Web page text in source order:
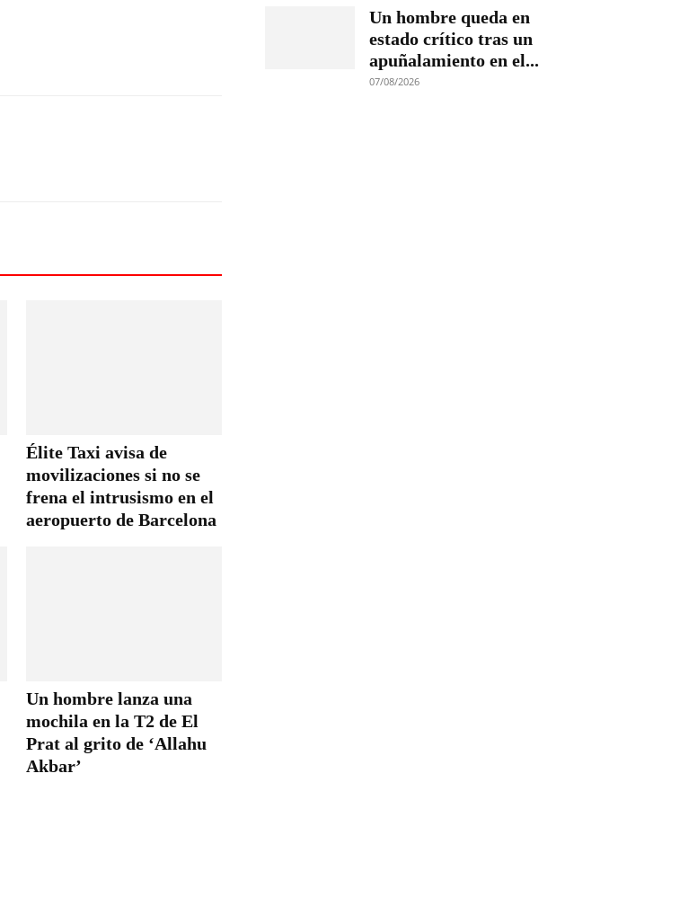
Élite Taxi avisa de
movilizaciones si no se
frena el intrusismo en el
aeropuerto de Barcelona
Un hombre lanza una
mochila en la T2 de El
Prat al grito de ‘Allahu
Akbar’
Un hombre queda en
estado crítico tras un
apuñalamiento en el...
07/08/2026